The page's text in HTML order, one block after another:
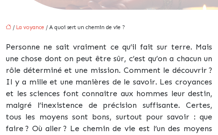
/ La voyance / A quoi sert un chemin de vie ?
Personne ne sait vraiment ce qu’il fait sur terre. Mais
une chose dont on peut être sûr, c’est qu’on a chacun un
rôle déterminé et une mission. Comment le découvrir ?
Il y a mille et une manières de le savoir. Les croyances
et les sciences font connaitre aux hommes leur destin,
malgré l’inexistence de précision suffisante. Certes,
tous les moyens sont bons, surtout pour savoir : que
faire ? Où aller ? Le chemin de vie est l’un des moyens